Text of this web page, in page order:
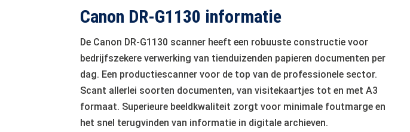
Canon DR-G1130 informatie
De Canon DR-G1130 scanner heeft een robuuste constructie voor
bedrijfszekere verwerking van tienduizenden papieren documenten per
dag. Een productiescanner voor de top van de professionele sector.
Scant allerlei soorten documenten, van visitekaartjes tot en met A3
formaat. Superieure beeldkwaliteit zorgt voor minimale foutmarge en
het snel terugvinden van informatie in digitale archieven.